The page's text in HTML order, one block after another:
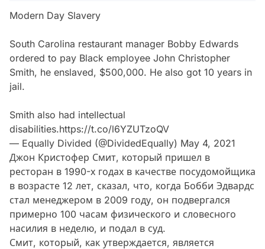
Modern Day Slavery
South Carolina restaurant manager Bobby Edwards
ordered to pay Black employee John Christopher
Smith, he enslaved, $500,000. He also got 10 years in
jail.
Smith also had intellectual
disabilities.https://t.co/l6YZUTzoQV
— Equally Divided (@DividedEqually) May 4, 2021
Джон Кристофер Смит, который пришел в
ресторан в 1990-х годах в качестве посудомойщика
в возрасте 12 лет, сказал, что, когда Бобби Эдвардс
стал менеджером в 2009 году, он подвергался
примерно 100 часам физического и словесного
насилия в неделю, и подал в суд.
Смит, который, как утверждается, является